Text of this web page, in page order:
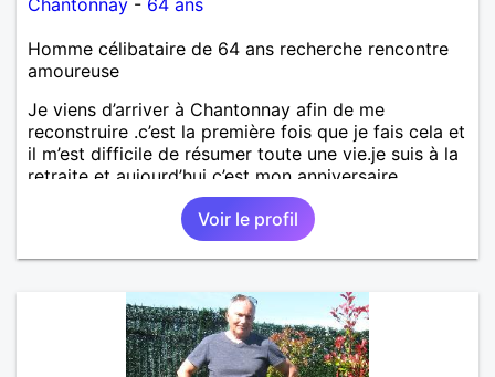
Homme célibataire de 64 ans recherche rencontre
amoureuse
Je viens d’arriver à Chantonnay afin de me
reconstruire .c’est la première fois que je fais cela et
il m’est difficile de résumer toute une vie.je suis à la
retraite et aujourd’hui c’est mon anniversaire
!J’aimerais rencontrer quelqu’un qui partage les
mêmes valeurs qui font de quelqu’un un être humain
Voir le profil